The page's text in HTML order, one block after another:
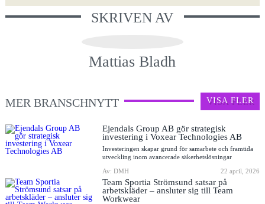
SKRIVEN AV
Mattias Bladh
MER BRANSCHNYTT VISA FLER
Ejendals Group AB gör strategisk
investering i Voxear Technologies AB
Investeringen skapar grund för samarbete och framtida
utveckling inom avancerade säkerhetslösningar
Av: DMH
22 april, 2026
Team Sportia Strömsund satsar på
arbetskläder – ansluter sig till Team
Workwear